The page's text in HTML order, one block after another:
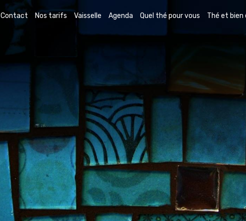
Contact Nos tarifs Vaisselle Agenda Quel thé pour vous Thé et bien